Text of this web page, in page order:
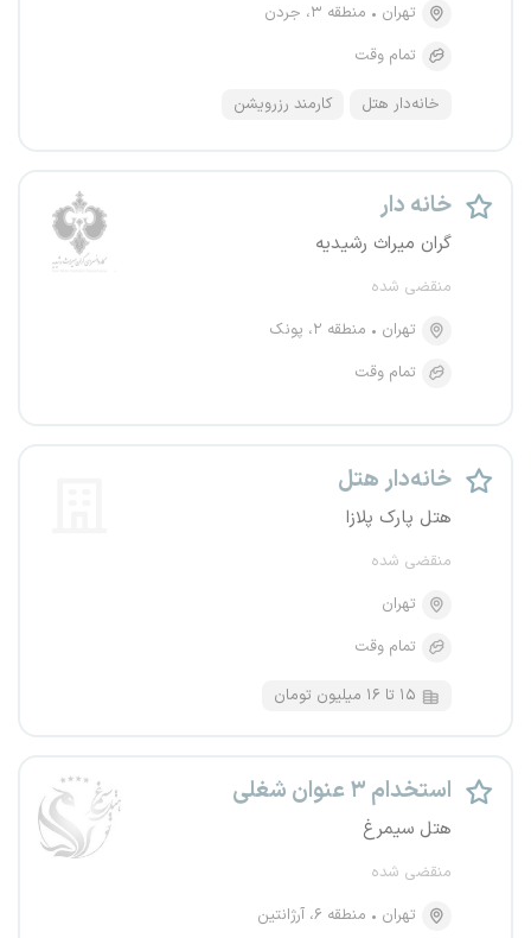
تهران
منطقه ۳، جردن
تمام وقت
خانه‌دار هتل کارمند رزرویشن
خانه دار
گران میراث رشیدیه
منقضی شده
تهران
منطقه ۲، پونک
تمام وقت
خانه‌دار هتل
هتل پارک پلازا
منقضی شده
تهران
تمام وقت
۱۵ تا ۱۶ میلیون تومان
استخدام ۳ عنوان شغلی
هتل سیمرغ
منقضی شده
تهران
منطقه ۶، آرژانتین